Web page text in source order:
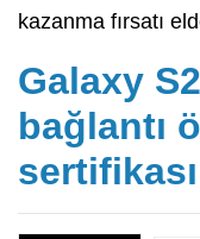
kazanma fırsatı
Galaxy
bağlantı